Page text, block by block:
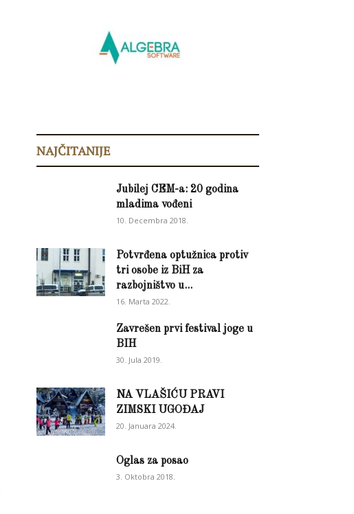
NAJČITANIJE
Jubilej CEM-a: 20 godina
mladima vođeni
10. Decembra 2018.
Potvrđena optužnica protiv
tri osobe iz BiH za
razbojništvo u...
16. Marta 2022.
Zavrešen prvi festival joge u
BIH
30. Jula 2019.
NA VLAŠIĆU PRAVI
ZIMSKI UGOĐAJ
20. Januara 2024.
Oglas za posao
3. Oktobra 2018.